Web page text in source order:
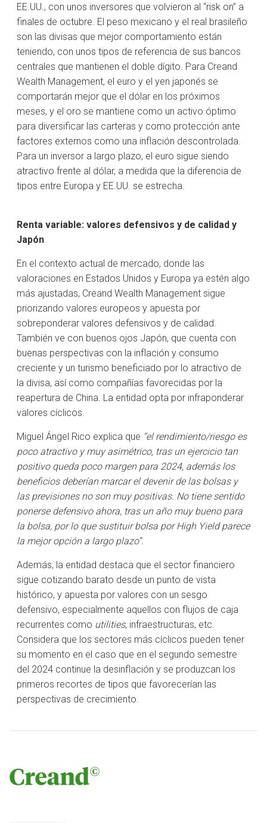
EE.UU., con unos inversores que volvieron al “risk on” a
finales de octubre. El peso mexicano y el real brasileño
son las divisas que mejor comportamiento están
teniendo, con unos tipos de referencia de sus bancos
centrales que mantienen el doble dígito. Para Creand
Wealth Management, el euro y el yen japonés se
comportarán mejor que el dólar en los próximos
meses, y el oro se mantiene como un activo óptimo
para diversificar las carteras y como protección ante
factores externos como una inflación descontrolada.
Para un inversor a largo plazo, el euro sigue siendo
atractivo frente al dólar, a medida que la diferencia de
tipos entre Europa y EE.UU. se estrecha.
Renta variable: valores defensivos y de calidad y
Japón
En el contexto actual de mercado, donde las
valoraciones en Estados Unidos y Europa ya estén algo
más ajustadas, Creand Wealth Management sigue
priorizando valores europeos y apuesta por
sobreponderar valores defensivos y de calidad.
También ve con buenos ojos Japón, que cuenta con
buenas perspectivas con la inflación y consumo
creciente y un turismo beneficiado por lo atractivo de
la divisa, así como compañías favorecidas por la
reapertura de China. La entidad opta por infraponderar
valores cíclicos.
Miguel Ángel Rico explica que “el rendimiento/riesgo es
poco atractivo y muy asimétrico, tras un ejercicio tan
positivo queda poco margen para 2024, además los
beneficios deberían marcar el devenir de las bolsas y
las previsiones no son muy positivas. No tiene sentido
ponerse defensivo ahora, tras un año muy bueno para
la bolsa, por lo que sustituir bolsa por High Yield parece
la mejor opción a largo plazo”.
Además, la entidad destaca que el sector financiero
sigue cotizando barato desde un punto de vista
histórico, y apuesta por valores con un sesgo
defensivo, especialmente aquellos con flujos de caja
recurrentes como utilities, infraestructuras, etc.
Considera que los sectores más cíclicos pueden tener
su momento en el caso que en el segundo semestre
del 2024 continue la desinflación y se produzcan los
primeros recortes de tipos que favorecerían las
perspectivas de crecimiento.